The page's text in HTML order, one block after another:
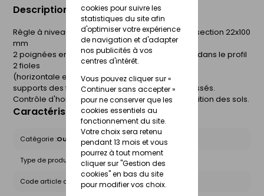
cookies pour suivre les
statistiques du site afin
d'optimiser votre expérience
de navigation et d'adapter
nos publicités à vos
centres d'intérêt.
Vous pouvez cliquer sur «
Continuer sans accepter »
pour ne conserver que les
cookies essentiels au
fonctionnement du site.
Votre choix sera retenu
pendant 13 mois et vous
pourrez à tout moment
cliquer sur "Gestion des
cookies" en bas du site
pour modifier vos choix.
Description du produit
Règle à niveau série Premium en aluminium de section 22x100
mm
2 poignées en ABS collées et vissées, intégrées dans le profil
2 fioles
(horizontale et verticale)
supports des fioles en ABS antichocs collés et vissés.
Contrôle d'horizontalité et de planéité pour la finition des sols.
Caractéristiques du produit
Catégorie :Outils de maçonnerie
Type de produit : Règles alu - Equerres
Code article chez le fournisseur :351620